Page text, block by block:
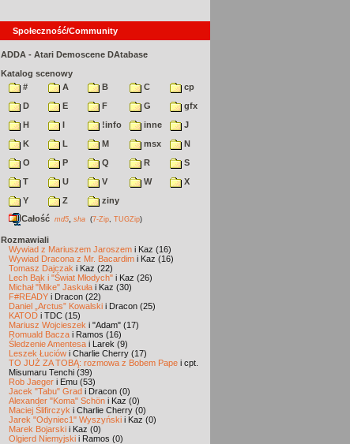
Społeczność/Community
ADDA - Atari Demoscene DAtabase
Katalog scenowy
#
A B C
cp
D
E F G
gfx
H
I !info inne
J
K
L M msx
N
O
P Q R
S
T
U V W
X
Y
Z
ziny
Całość md5 sha (7-Zip TUGZip)
Rozmawiali
Wywiad z Mariuszem Jaroszem i Kaz (16)
Wywiad Dracona z Mr. Bacardim i Kaz (16)
Tomasz Dajczak i Kaz (22)
Lech Bąk i "Świat Młodych" i Kaz (26)
Michał "Mike" Jaskuła i Kaz (30)
F#READY i Dracon (22)
Daniel „Arctus” Kowalski i Dracon (25)
KATOD i TDC (15)
Mariusz Wojcieszek i "Adam" (17)
Romuald Bacza i Ramos (16)
Śledzenie Amentesa i Larek (9)
Leszek Łuciów i Charlie Cherry (17)
TO JUŻ ZA TOBĄ: rozmowa z Bobem Pape i cpt.
Misumaru Tenchi (39)
Rob Jaeger i Emu (53)
Jacek "Tabu" Grad i Dracon (0)
Alexander "Koma" Schön i Kaz (0)
Maciej Ślifirczyk i Charlie Cherry (0)
Jarek "Odyniec1" Wyszyński i Kaz (0)
Marek Bojarski i Kaz (0)
Olgierd Niemyjski i Ramos (0)